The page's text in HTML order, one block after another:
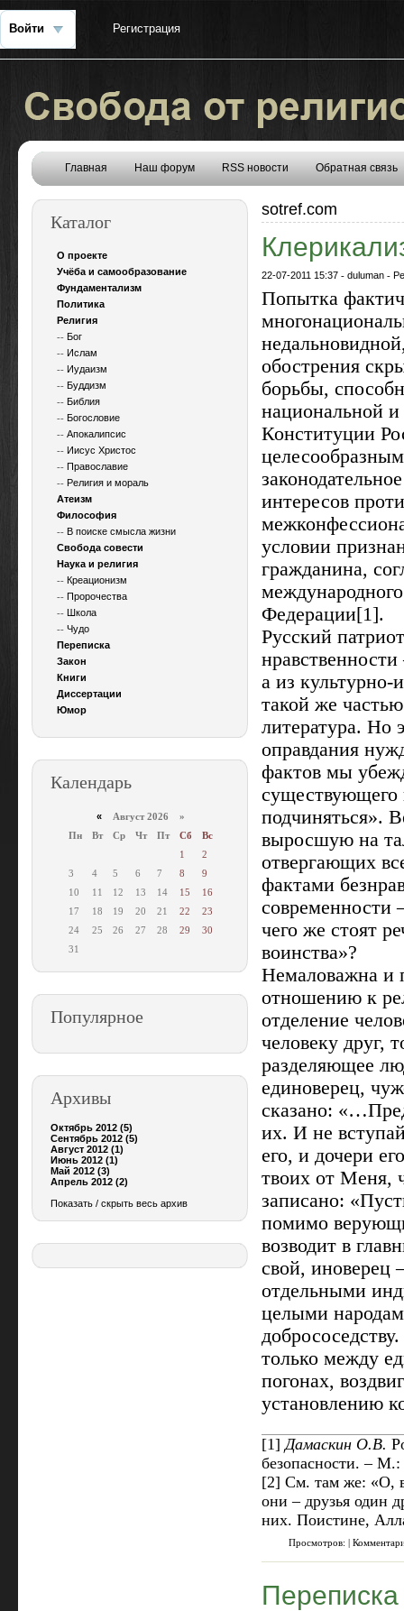
Войти Регистрация
Главная Наш форум RSS новости Обратная связь
Каталог
О проекте
Учёба и самообразование
Фундаментализм
Политика
Религия
-- Бог
-- Ислам
-- Иудаизм
-- Буддизм
-- Библия
-- Богословие
--Апокалипсис
-- Иисус Христос
--Православие
-- Религия и мораль
Атеизм
Философия
-- В поиске смысла жизни
Свобода совести
Наука и религия
-- Креационизм
--Пророчества
-- Школа
--Чудо
Переписка
Закон
Книги
Диссертации
Юмор
Календарь
«Август 2026 »
Пн
Вт Ср Чт Пт Сб
Вс
1
2
3
4 5 6 7 8
9
10
11 12 13 14 15
16
17
18 19 20 21 22
23
24
25 26 27 28 29
30
31
Популярное
Архивы
Октябрь 2012 (5)
Сентябрь 2012 (5)
Август 2012 (1)
Июнь 2012 (1)
Май 2012 (3)
Апрель 2012 (2)
Показать / скрыть весь архив
sotref.com
22-07-2011 15:37 -duluman -
Попытка
обострения
борьбы,
национальной
Конституции
интересов
условии
гражданина,
Федерации[1].
Русский
нравственности
а из культурно-
такой же
литература. Но
оправдания
фактов мы
существующего
подчиняться».
выросшую на
отвергающих
фактами
современности
чего же стоят
воинства»?
Немаловажна и
отношению к
отделение
человеку друг,
разделяющее
единоверец,
сказано:
их. И не
его, и дочери
твоих от Меня,
записано:
помимо
возводит в
свой, иноверец
отдельными
целыми
только между
погонах,
установлению
[1] Дамаскин О.В.
безопасности. –
[2] См. там же: «О,
они – друзья один
них. Поистине,
Просмотров: |